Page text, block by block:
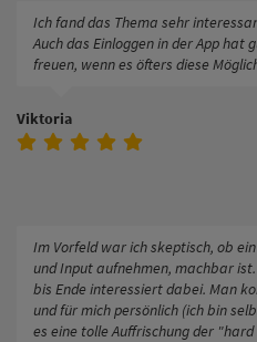
Ich fand das Thema sehr
Auch das Einloggen in der App
freuen, wenn es öfters diese
Viktoria
Im Vorfeld war ich skeptisch, ob
und Input aufnehmen, machbar
bis Ende interessiert dabei. Man
und für mich persönlich (ich bin
es eine tolle Auffrischung der